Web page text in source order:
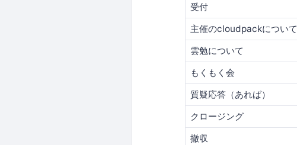
受付
主催のcloudpackについて
雲勉について
もくもく会
質疑応答（あれば）
クロージング
撤収